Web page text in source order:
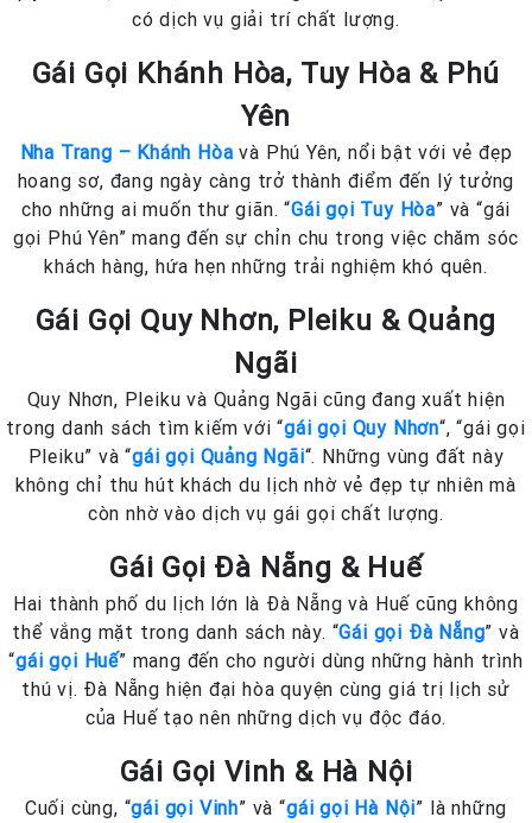
có dịch vụ giải trí chất lượng.
Gái Gọi Khánh Hòa, Tuy Hòa & Phú
Yên
Nha Trang – Khánh Hòa và Phú Yên, nổi bật với vẻ đẹp
hoang sơ, đang ngày càng trở thành điểm đến lý tưởng
cho những ai muốn thư giãn. “Gái gọi Tuy Hòa” và “gái
gọi Phú Yên” mang đến sự chỉn chu trong việc chăm sóc
khách hàng, hứa hẹn những trải nghiệm khó quên.
Gái Gọi Quy Nhơn, Pleiku & Quảng
Ngãi
Quy Nhơn, Pleiku và Quảng Ngãi cũng đang xuất hiện
trong danh sách tìm kiếm với “gái gọi Quy Nhơn“, “gái gọi
Pleiku” và “gái gọi Quảng Ngãi“. Những vùng đất này
không chỉ thu hút khách du lịch nhờ vẻ đẹp tự nhiên mà
còn nhờ vào dịch vụ gái gọi chất lượng.
Gái Gọi Đà Nẵng & Huế
Hai thành phố du lịch lớn là Đà Nẵng và Huế cũng không
thể vắng mặt trong danh sách này. “Gái gọi Đà Nẵng” và
“gái gọi Huế” mang đến cho người dùng những hành trình
thú vị. Đà Nẵng hiện đại hòa quyện cùng giá trị lịch sử
của Huế tạo nên những dịch vụ độc đáo.
Gái Gọi Vinh & Hà Nội
Cuối cùng, “gái gọi Vinh” và “gái gọi Hà Nội” là những